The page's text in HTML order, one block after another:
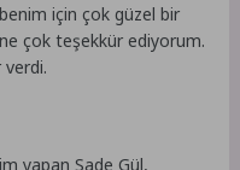
için çok güzel bir
çok teşekkür ediyorum.
yapan Sade Gül,